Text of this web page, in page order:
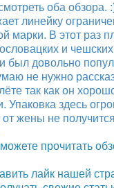
оба обзора.
линейку
марки. В этот раз
и
был довольно
не нужно
так как он
Упаковка здесь
от жены не
прочитать
лайк нашей